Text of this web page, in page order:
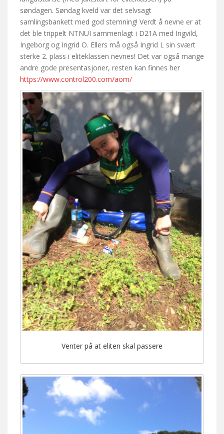
søndagen. Søndag kveld var det selvsagt
samlingsbankett med god stemning! Verdt å nevne er at
det ble trippelt NTNUI sammenlagt i D21A med Ingvild,
Ingeborg og Ingrid O. Ellers må også Ingrid L sin svært
sterke 2. plass i eliteklassen nevnes! Det var også mange
andre gode presentasjoner, resten kan finnes her
https://www.control200.com/aom/
Venter på at eliten skal passere